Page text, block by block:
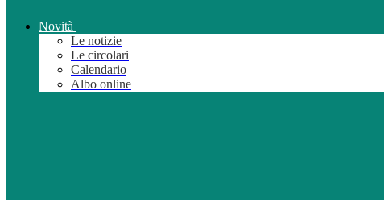
Novità
Le notizie
Le circolari
Calendario
Albo online